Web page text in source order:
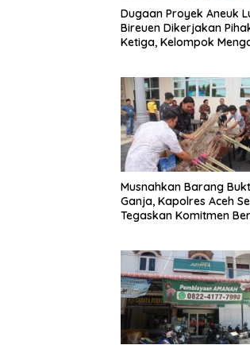
Dugaan Proyek Aneuk
Bireuen Dikerjakan
Ketiga, Kelompok
Musnahkan Barang
Ganja, Kapolres Aceh
Tegaskan Komitmen